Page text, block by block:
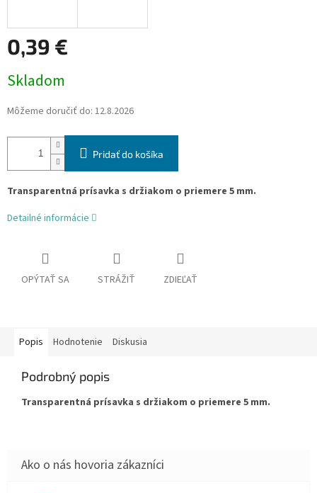
0,39 €
cena:
Skladom
Môžeme doručiť do: 12.8.2026
Pridať do košíka
Transparentná prísavka s držiakom o priemere 5 mm.
Detailné informácie
OPÝTAŤ SA STRÁŽIŤ ZDIEĽAŤ
Popis Hodnotenie Diskusia
Podrobný popis
Transparentná prísavka s držiakom o priemere 5 mm.